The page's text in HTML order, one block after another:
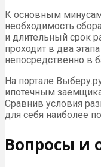
К основным
необходимость
и длительный срок
проходит в два
непосредственно в
На портале
ипотечным
Сравнив условия
для себя наиболее
Вопросы и